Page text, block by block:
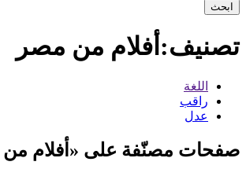
ابحث
تصنيف:أفلام من مصر
اللغة
راقب
عدل
صفحات مصنّفة على «أفلام